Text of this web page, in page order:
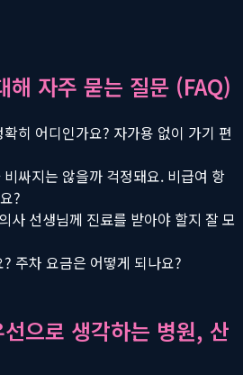
해 자주 묻는 질문 (FAQ)
히 어디인가요? 자가용 없이 가기 편
싸지는 않을까 걱정돼요. 비급여 항
?
사 선생님께 진료를 받아야 할지 잘 모
주차 요금은 어떻게 되나요?
으로 생각하는 병원, 산